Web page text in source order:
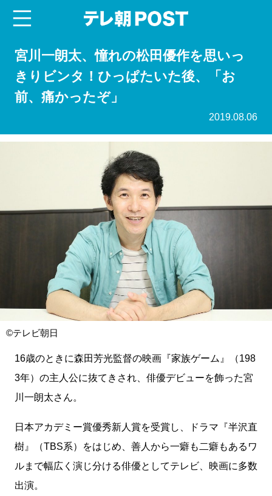
宮川一朗太、憧れの松田優作を思いっ
きりビンタ！ひっぱたいた後、「お
前、痛かったぞ」
2019.08.06
©テレビ朝日
16歳のときに森田芳光監督の映画『家族ゲーム』（198
3年）の主人公に抜てきされ、俳優デビューを飾った宮
川一朗太さん。
日本アカデミー賞優秀新人賞を受賞し、ドラマ『半沢直
樹』（TBS系）をはじめ、善人から一癖も二癖もあるワ
ルまで幅広く演じ分ける俳優としてテレビ、映画に多数
出演。